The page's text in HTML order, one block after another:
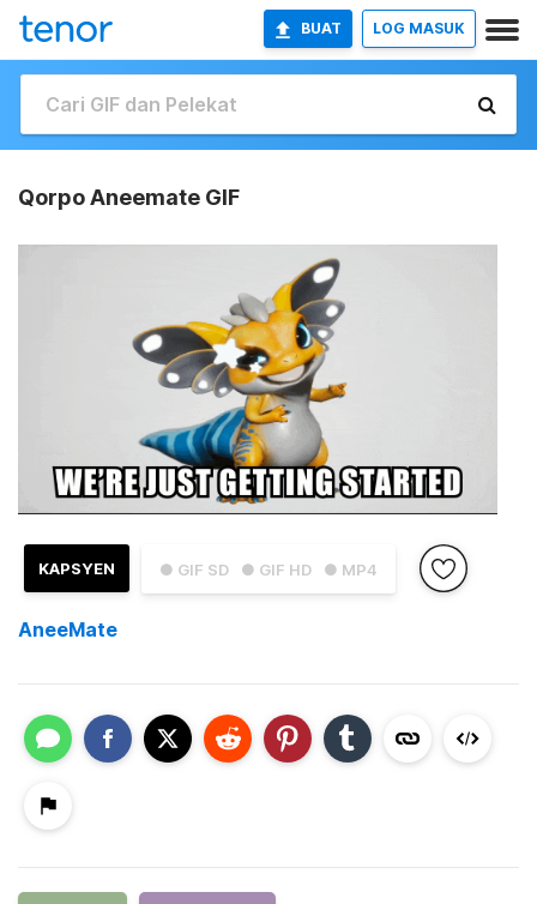
BUAT LOG MASUK
Qorpo Aneemate GIF
● GIF SD ● GIF HD ● MP4
KAPSYEN
AneeMate